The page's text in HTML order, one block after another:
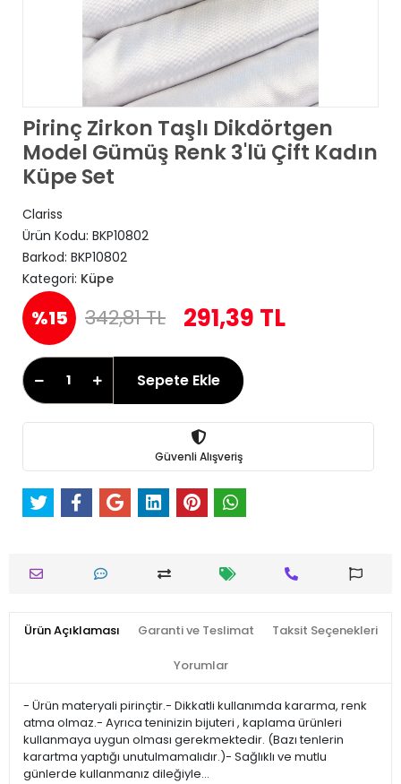
Pirinç Zirkon Taşlı Dikdörtgen
Model Gümüş Renk 3'lü Çift Kadın
Küpe Set
Clariss
Ürün Kodu: BKP10802
Barkod: BKP10802
Kategori: Küpe
%15 342,81 TL 291,39 TL
Sepete Ekle
Güvenli Alışveriş
Ürün Açıklaması Garanti ve Teslimat Taksit Seçenekleri
Yorumlar
- Ürün materyali pirinçtir.- Dikkatli kullanımda kararma, renk
atma olmaz.- Ayrıca teninizin bijuteri , kaplama ürünleri
kullanmaya uygun olması gerekmektedir. (Bazı tenlerin
karartma yaptığı unutulmamalıdır.)- Sağlıklı ve mutlu
günlerde kullanmanız dileğiyle…